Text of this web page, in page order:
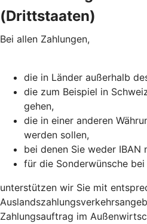
(Drittstaaten)
Bei allen Zahlungen,
die in Länder außerhalb
die zum Beispiel in
gehen,
die in einer anderen
werden sollen,
bei denen Sie weder IBAN
für die Sonderwünsche
unterstützen wir Sie mit
Zahlungsauftrag im